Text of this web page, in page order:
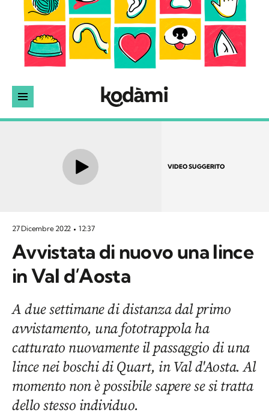
VIDEO SUGGERITO
27 Dicembre 2022 12:37
Avvistata di nuovo una lince
in Val d’Aosta
A due settimane di distanza dal primo
avvistamento, una fototrappola ha
catturato nuovamente il passaggio di una
lince nei boschi di Quart, in Val d'Aosta. Al
momento non è possibile sapere se si tratta
dello stesso individuo.